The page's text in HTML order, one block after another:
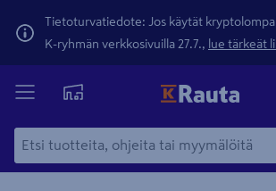
Tietoturvatiedote: Jos käytät
K-ryhmän verkkosivuilla 27.7., lue tärkeät